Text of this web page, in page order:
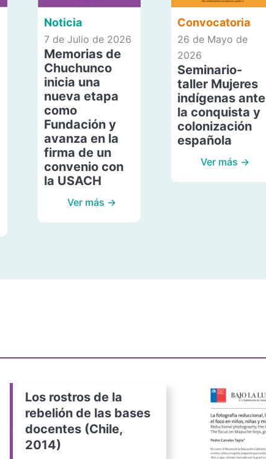
Noticia
7 de Julio de 2026
Memorias de
Chuchunco
inicia una
nueva etapa
como
Fundación y
avanza en la
firma de un
convenio con
la USACH
Ver más →
Convocatoria
26 de Mayo de
2026
Seminario-
taller Mujeres
indígenas ante
la conquista y
colonización
española
Ver más →
Los rostros de la
rebelión de las bases
docentes (Chile,
2014)